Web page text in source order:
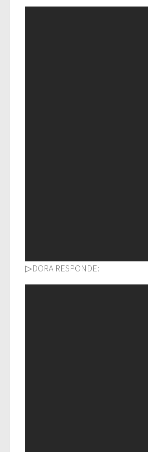
▷DORA RESPONDE: